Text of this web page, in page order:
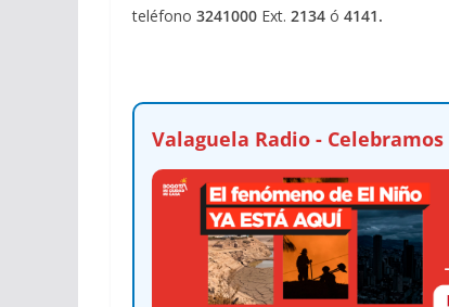
teléfono 3241000 Ext. 2134 ó 4141.
Valaguela Radio -